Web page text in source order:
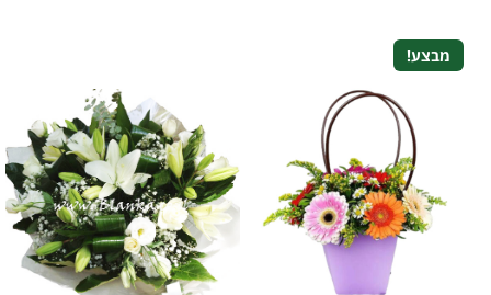
מבצע!